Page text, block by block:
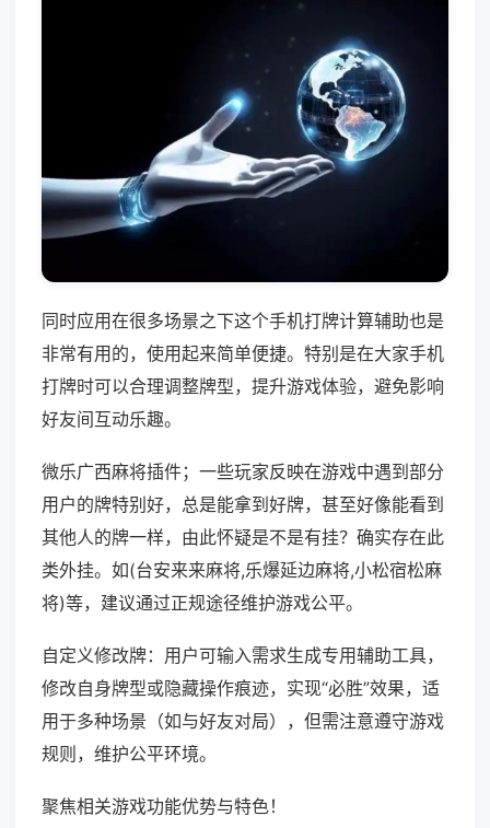
同时应用在很多场景之下这个手机打牌计算辅助也是
非常有用的，使用起来简单便捷。特别是在大家手机
打牌时可以合理调整牌型，提升游戏体验，避免影响
好友间互动乐趣。
微乐广西麻将插件；一些玩家反映在游戏中遇到部分
用户的牌特别好，总是能拿到好牌，甚至好像能看到
其他人的牌一样，由此怀疑是不是有挂？确实存在此
类外挂。如(台安来来麻将,乐爆延边麻将,小松宿松麻
将)等，建议通过正规途径维护游戏公平。
自定义修改牌：用户可输入需求生成专用辅助工具，
修改自身牌型或隐藏操作痕迹，实现“必胜”效果，适
用于多种场景（如与好友对局），但需注意遵守游戏
规则，维护公平环境。
聚焦相关游戏功能优势与特色！